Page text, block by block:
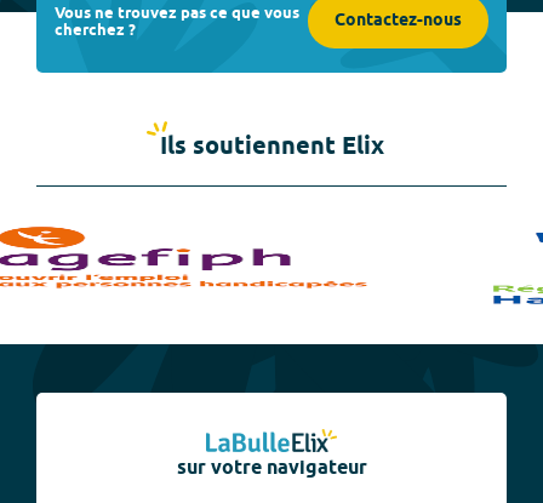
Vous ne trouvez pas ce que vous
cherchez ? Contactez-nous
Ils soutiennent Elix
sur votre navigateur